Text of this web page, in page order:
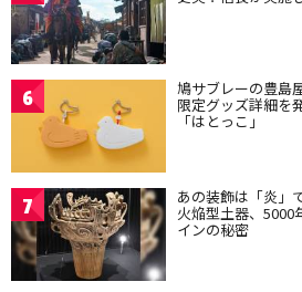
6 鳩サブレーの豊島
限定グッズ詳細を
「はとっこ」
7 あの装飾は「炎」
火焔型土器、5000
インの秘密